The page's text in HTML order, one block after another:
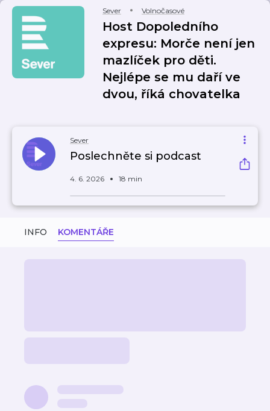
Sever Volnočasové
Host Dopoledního
expresu: Morče není jen
mazlíček pro děti.
Nejlépe se mu daří ve
dvou, říká chovatelka
Sever
Poslechněte si podcast
4. 6. 2026 18 min
INFO KOMENTÁŘE